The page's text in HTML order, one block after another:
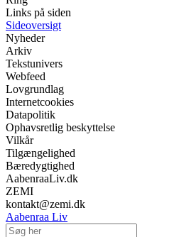
Links på siden
Sideoversigt
Nyheder
Arkiv
Tekstunivers
Webfeed
Lovgrundlag
Internetcookies
Datapolitik
Ophavsretlig beskyttelse
Vilkår
Tilgængelighed
Bæredygtighed
AabenraaLiv.dk
ZEMI
kontakt@zemi.dk
Aabenraa Liv